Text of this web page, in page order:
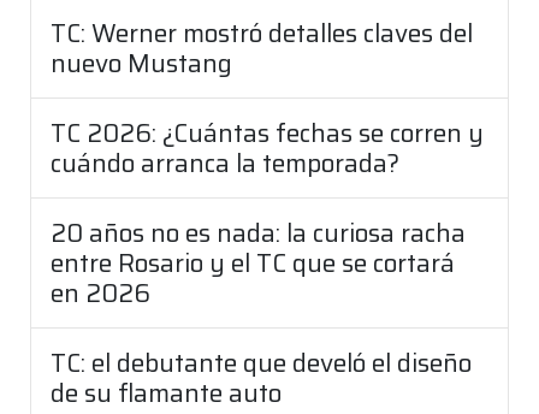
TC: Werner mostró detalles claves del
nuevo Mustang
TC 2026: ¿Cuántas fechas se corren y
cuándo arranca la temporada?
20 años no es nada: la curiosa racha
entre Rosario y el TC que se cortará
en 2026
TC: el debutante que develó el diseño
de su flamante auto